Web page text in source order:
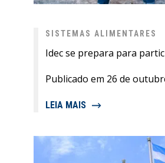
SISTEMAS ALIMENTARES
Idec se prepara para
Publicado em 26 de
LEIA MAIS